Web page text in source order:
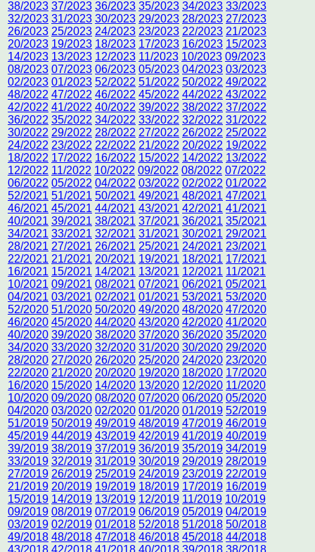
38/2023 37/2023 36/2023 35/2023 34/2023 33/2023
32/2023 31/2023 30/2023 29/2023 28/2023 27/2023
26/2023 25/2023 24/2023 23/2023 22/2023 21/2023
20/2023 19/2023 18/2023 17/2023 16/2023 15/2023
14/2023 13/2023 12/2023 11/2023 10/2023 09/2023
08/2023 07/2023 06/2023 05/2023 04/2023 03/2023
02/2023 01/2023 52/2022 51/2022 50/2022 49/2022
48/2022 47/2022 46/2022 45/2022 44/2022 43/2022
42/2022 41/2022 40/2022 39/2022 38/2022 37/2022
36/2022 35/2022 34/2022 33/2022 32/2022 31/2022
30/2022 29/2022 28/2022 27/2022 26/2022 25/2022
24/2022 23/2022 22/2022 21/2022 20/2022 19/2022
18/2022 17/2022 16/2022 15/2022 14/2022 13/2022
12/2022 11/2022 10/2022 09/2022 08/2022 07/2022
06/2022 05/2022 04/2022 03/2022 02/2022 01/2022
52/2021 51/2021 50/2021 49/2021 48/2021 47/2021
46/2021 45/2021 44/2021 43/2021 42/2021 41/2021
40/2021 39/2021 38/2021 37/2021 36/2021 35/2021
34/2021 33/2021 32/2021 31/2021 30/2021 29/2021
28/2021 27/2021 26/2021 25/2021 24/2021 23/2021
22/2021 21/2021 20/2021 19/2021 18/2021 17/2021
16/2021 15/2021 14/2021 13/2021 12/2021 11/2021
10/2021 09/2021 08/2021 07/2021 06/2021 05/2021
04/2021 03/2021 02/2021 01/2021 53/2021 53/2020
52/2020 51/2020 50/2020 49/2020 48/2020 47/2020
46/2020 45/2020 44/2020 43/2020 42/2020 41/2020
40/2020 39/2020 38/2020 37/2020 36/2020 35/2020
34/2020 33/2020 32/2020 31/2020 30/2020 29/2020
28/2020 27/2020 26/2020 25/2020 24/2020 23/2020
22/2020 21/2020 20/2020 19/2020 18/2020 17/2020
16/2020 15/2020 14/2020 13/2020 12/2020 11/2020
10/2020 09/2020 08/2020 07/2020 06/2020 05/2020
04/2020 03/2020 02/2020 01/2020 01/2019 52/2019
51/2019 50/2019 49/2019 48/2019 47/2019 46/2019
45/2019 44/2019 43/2019 42/2019 41/2019 40/2019
39/2019 38/2019 37/2019 36/2019 35/2019 34/2019
33/2019 32/2019 31/2019 30/2019 29/2019 28/2019
27/2019 26/2019 25/2019 24/2019 23/2019 22/2019
21/2019 20/2019 19/2019 18/2019 17/2019 16/2019
15/2019 14/2019 13/2019 12/2019 11/2019 10/2019
09/2019 08/2019 07/2019 06/2019 05/2019 04/2019
03/2019 02/2019 01/2018 52/2018 51/2018 50/2018
49/2018 48/2018 47/2018 46/2018 45/2018 44/2018
43/2018 42/2018 41/2018 40/2018 39/2018 38/2018